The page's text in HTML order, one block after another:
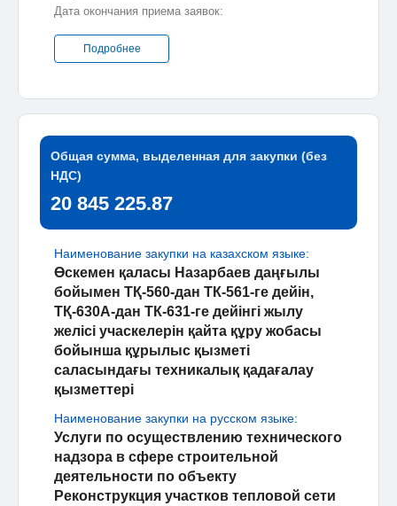
Дата окончания приема заявок:
Подробнее
Общая сумма, выделенная для закупки (без
НДС)
20 845 225.87
Наименование закупки на казахском языке:
Өскемен қаласы Назарбаев даңғылы
бойымен ТҚ-560-дан ТК-561-ге дейін,
ТҚ-630А-дан ТК-631-ге дейінгі жылу
желісі учаскелерін қайта құру жобасы
бойынша құрылыс қызметі
саласындағы техникалық қадағалау
қызметтері
Наименование закупки на русском языке:
Услуги по осуществлению технического
надзора в сфере строительной
деятельности по объекту
Реконструкция участков тепловой сети